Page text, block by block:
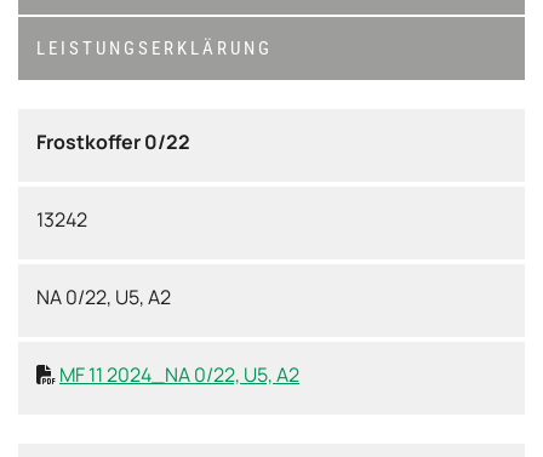
LEISTUNGSERKLÄRUNG
Frostkoffer 0/22
13242
NA 0/22, U5, A2
 MF 11 2024_NA 0/22, U5, A2